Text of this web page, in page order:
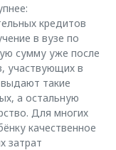
кредитов
в вузе по
сумму уже после
участвующих в
такие
а остальную
Для многих
качественное
затрат